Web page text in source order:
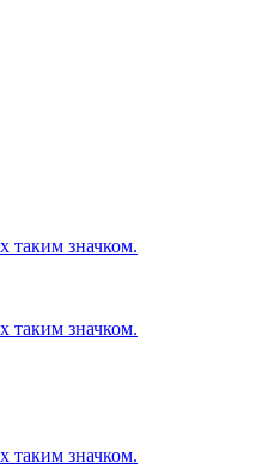
таким значком.
таким значком.
таким значком.